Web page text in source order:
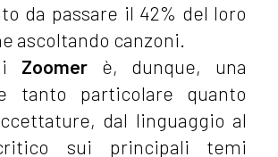
da passare il 42% del loro
ascoltando canzoni.
Zoomerè, dunque, una
tanto particolare quanto
dal linguaggio al
sui principali temi